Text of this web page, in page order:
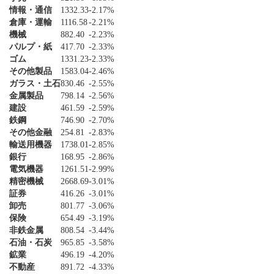
情報・通信
1332.33-2.17%
倉庫・運輸
1116.58-2.21%
機械
882.40 -2.23%
パルプ・紙
417.70 -2.33%
ゴム
1331.23-2.33%
その他製品
1583.04-2.46%
ガラス・土石830.46 -2.55%
金属製品
798.14 -2.56%
建設
461.59 -2.59%
鉄鋼
746.90 -2.70%
その他金融
254.81 -2.83%
輸送用機器
1738.01-2.85%
銀行
168.95 -2.86%
電気機器
1261.51-2.99%
精密機械
2668.69-3.01%
証券
416.26 -3.01%
卸売
801.77 -3.06%
保険
654.49 -3.19%
非鉄金属
808.54 -3.44%
石油・石炭
965.85 -3.58%
鉱業
496.19 -4.20%
不動産
891.72 -4.33%